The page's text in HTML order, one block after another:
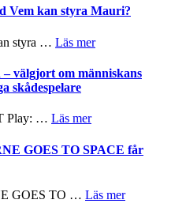
och
The
Edge
rolig
med
Jackie
storform
Vem kan styra Mauri?
styra … Läs merom
börjar
Vem
Mauri?
– välgjort om människans
skådespelare
Play: … Läs merom
av
tv-
Svärtan
–
GOES TO SPACE får
GOES TO … Läs merom